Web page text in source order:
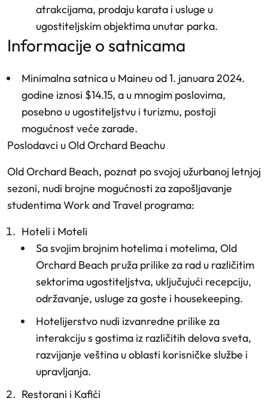
atrakcijama, prodaju karata i usluge u
ugostiteljskim objektima unutar parka.
informacije o satnicama
Minimalna satnica u Maineu od 1. januara 2024.
godine iznosi $14.15, a u mnogim poslovima,
posebno u ugostiteljstvu i turizmu, postoji
mogućnost veće zarade.
Poslodavci u Old Orchard Beachu
Old Orchard Beach, poznat po svojoj užurbanoj letnjoj
sezoni, nudi brojne mogućnosti za zapošljavanje
studentima Work and Travel programa:
Hoteli i Moteli
Sa svojim brojnim hotelima i motelima, Old
Orchard Beach pruža prilike za rad u različitim
sektorima ugostiteljstva, uključujući recepciju,
održavanje, usluge za goste i housekeeping.
Hotelijerstvo nudi izvanredne prilike za
interakciju s gostima iz različitih delova sveta,
razvijanje veština u oblasti korisničke službe i
upravljanja.
Restorani i Kafići